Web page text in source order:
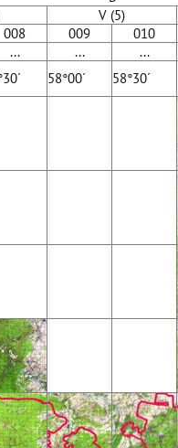
V (5)
008 009
010
... ...
...
58°00´ 58°30´